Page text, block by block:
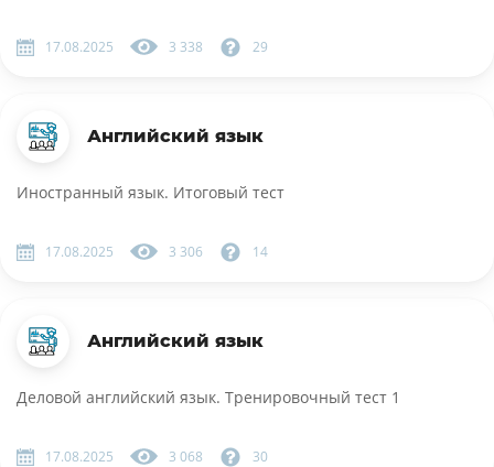
17.08.2025 3 338 29
Английский язык
Иностранный язык. Итоговый тест
17.08.2025 3 306 14
Английский язык
Деловой английский язык. Тренировочный тест 1
17.08.2025 3 068 30